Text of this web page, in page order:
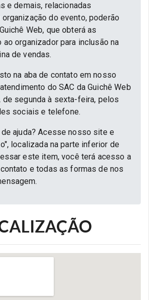
e demais, relacionadas
do evento, poderão
Web, que obterá as
ao organizador para inclusão na
de vendas.
na aba de contato em nosso
do SAC da Guichê Web
de segunda à sexta-feira, pelos
sociais e telefone.
ajuda? Acesse nosso site e
localizada na parte inferior de
este item, você terá acesso a
e todas as formas de nos